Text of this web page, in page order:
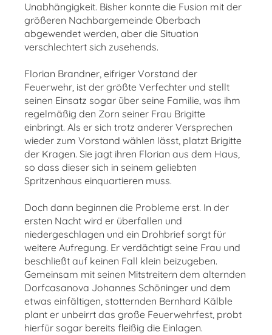
Unabhängigkeit. Bisher konnte die Fusion mit der
größeren Nachbargemeinde Oberbach
abgewendet werden, aber die Situation
verschlechtert sich zusehends.
Florian Brandner, eifriger Vorstand der
Feuerwehr, ist der größte Verfechter und stellt
seinen Einsatz sogar über seine Familie, was ihm
regelmäßig den Zorn seiner Frau Brigitte
einbringt. Als er sich trotz anderer Versprechen
wieder zum Vorstand wählen lässt, platzt Brigitte
der Kragen. Sie jagt ihren Florian aus dem Haus,
so dass dieser sich in seinem geliebten
Spritzenhaus einquartieren muss.
Doch dann beginnen die Probleme erst. In der
ersten Nacht wird er überfallen und
niedergeschlagen und ein Drohbrief sorgt für
weitere Aufregung. Er verdächtigt seine Frau und
beschließt auf keinen Fall klein beizugeben.
Gemeinsam mit seinen Mitstreitern dem alternden
Dorfcasanova Johannes Schöninger und dem
etwas einfältigen, stotternden Bernhard Kälble
plant er unbeirrt das große Feuerwehrfest, probt
hierfür sogar bereits fleißig die Einlagen.